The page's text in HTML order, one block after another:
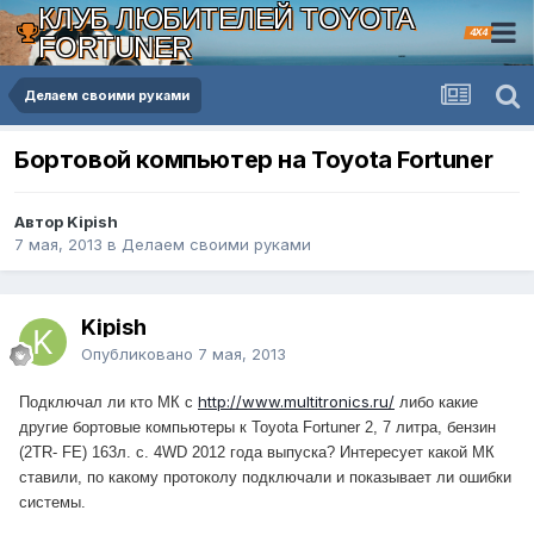
КЛУБ ЛЮБИТЕЛЕЙ TOYOTA
FORTUNER
4X4
Делаем своими руками
Бортовой компьютер на Toyota Fortuner
Автор Kipish
7 мая, 2013 в Делаем своими руками
Kipish
Опубликовано 7 мая, 2013
Подключал ли кто МК с http://www.multitronics.ru/ либо какие
другие бортовые компьютеры к Toyota Fortuner 2, 7 литра, бензин
(2TR- FE) 163л. с. 4WD 2012 года выпуска? Интересует какой МК
ставили, по какому протоколу подключали и показывает ли ошибки
системы.